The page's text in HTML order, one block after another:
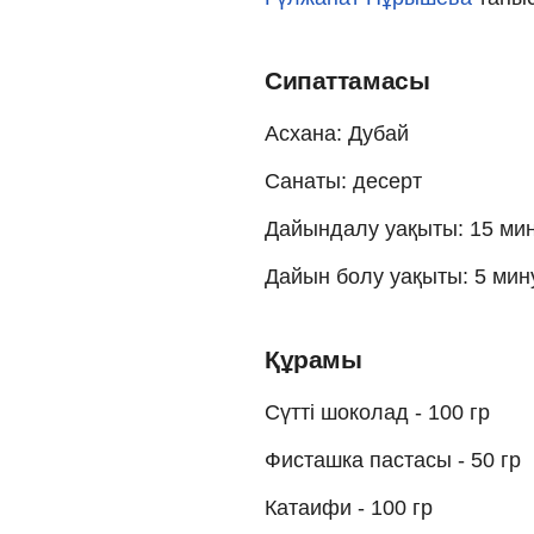
Сипаттамасы
Асхана: Дубай
Санаты: десерт
Дайындалу уақыты: 15
Дайын болу уақыты: 5
Құрамы
Сүтті шоколад - 100 гр
Фисташка пастасы - 50 гр
Катаифи - 100 гр